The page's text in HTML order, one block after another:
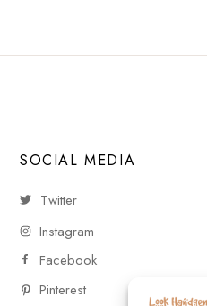
SOCIAL MEDIA
Twitter
Instagram
Facebook
Pinterest